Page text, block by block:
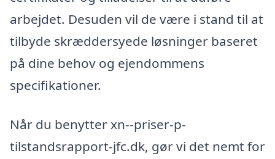
arbejdet. Desuden vil de være i stand til at
tilbyde skræddersyede løsninger baseret
på dine behov og ejendommens
specifikationer.
Når du benytter xn--priser-p-
tilstandsrapport-jfc.dk, gør vi det nemt for